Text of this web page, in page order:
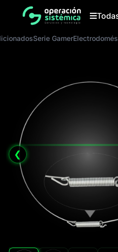
Serie Gamer
❮